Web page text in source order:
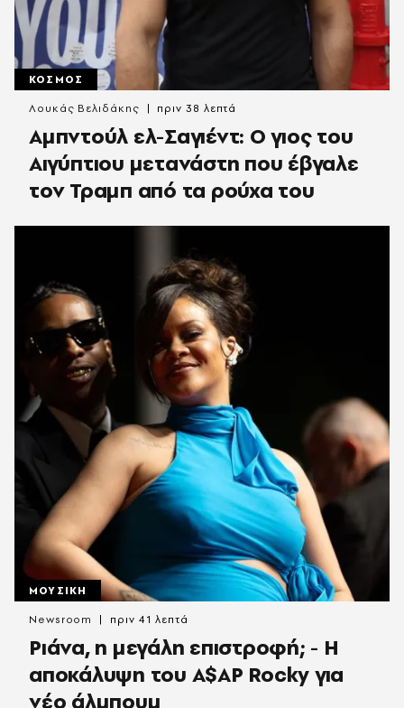
ΚΟΣΜΟΣ
Αμπντούλ ελ-Σαγιέντ: Ο γιος του
Αιγύπτιου μετανάστη που έβγαλε
τον Τραμπ από τα ρούχα του
Λουκάς Βελιδάκης πριν 38 λεπτά
ΜΟΥΣΙΚΗ
Ριάνα, η μεγάλη επιστροφή; - Η
αποκάλυψη του A$AP Rocky για
νέο άλμπουμ
Newsroom πριν 41 λεπτά